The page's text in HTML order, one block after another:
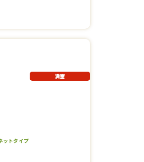
満室
ットタイプ